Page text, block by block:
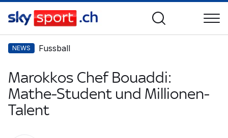
NEWS Fussball
Marokkos Chef Bouaddi:
Mathe-Student und Millionen-
Talent